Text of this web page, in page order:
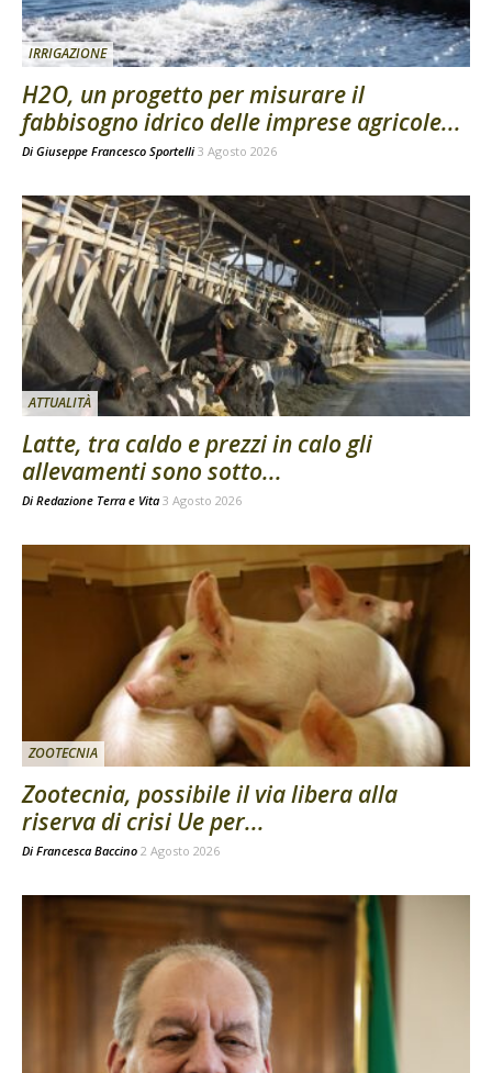
IRRIGAZIONE
H2O, un progetto per misurare il
fabbisogno idrico delle imprese agricole...
Di Giuseppe Francesco Sportelli 3 Agosto 2026
ATTUALITÀ
Latte, tra caldo e prezzi in calo gli
allevamenti sono sotto...
Di Redazione Terra e Vita 3 Agosto 2026
ZOOTECNIA
Zootecnia, possibile il via libera alla
riserva di crisi Ue per...
Di Francesca Baccino 2 Agosto 2026